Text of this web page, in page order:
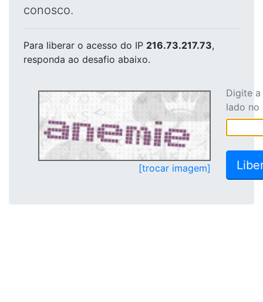
conosco.
Para liberar o acesso do IP 216.73.217.73,
responda ao desafio abaixo.
[trocar imagem]
Digite
lado no